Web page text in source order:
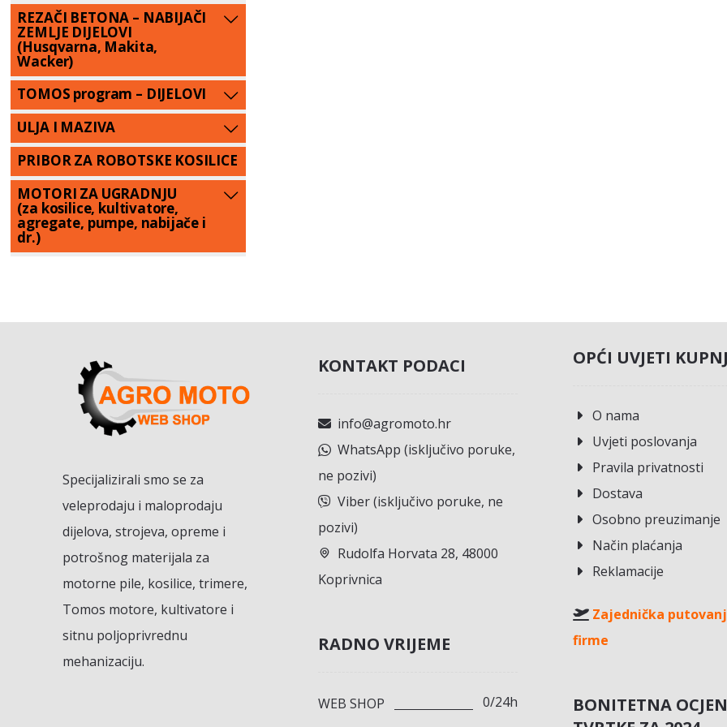
REZAČI BETONA – NABIJAČI
ZEMLJE DIJELOVI
(Husqvarna, Makita,
Wacker)
TOMOS program – DIJELOVI
ULJA I MAZIVA
PRIBOR ZA ROBOTSKE KOSILICE
MOTORI ZA UGRADNJU
(za kosilice, kultivatore,
agregate, pumpe, nabijače i
dr.)
Specijalizirali smo se za
veleprodaju i maloprodaju
dijelova, strojeva, opreme i
potrošnog materijala za
motorne pile, kosilice, trimere,
Tomos motore, kultivatore i
sitnu poljoprivrednu
mehanizaciju.
KONTAKT PODACI
info@agromoto.hr
WhatsApp (isključivo poruke,
ne pozivi)
Viber (isključivo poruke, ne
pozivi)
Rudolfa Horvata 28, 48000
Koprivnica
RADNO VRIJEME
WEB SHOP 0/24h
OPĆI UVJETI
O nama
Uvjeti poslovanja
Pravila privatnosti
Dostava
Osobno preuzimanje
Način plaćanja
Reklamacije
Zajednička
firme
BONITETNA